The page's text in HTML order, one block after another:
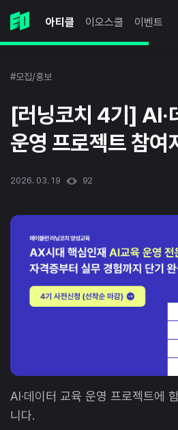
아티클 이오스쿨 이벤트
#모집/홍보
[러닝코치 4기] AI·
운영 프로젝트 참여
2026. 03. 19 92
AI·데이터 교육 운영 프로젝트에
니다.